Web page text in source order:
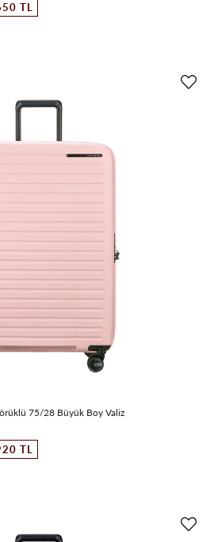
TL
75/28 Büyük Boy Valiz
TL